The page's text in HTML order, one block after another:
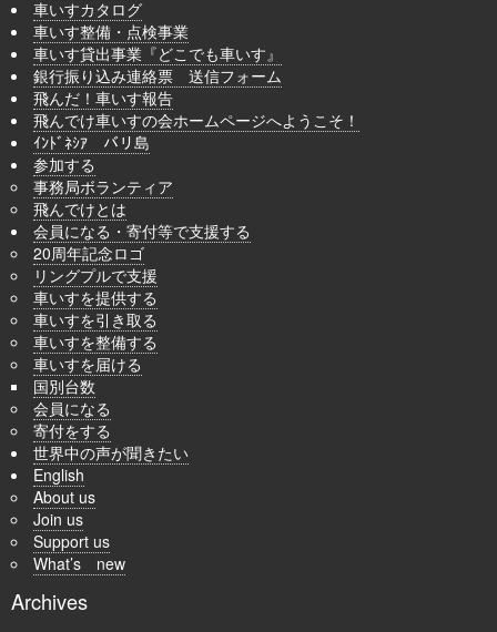
車いすカタログ
車いす整備・点検事業
車いす貸出事業『どこでも車いす』
銀行振り込み連絡票 送信フォーム
飛んだ！車いす報告
飛んでけ車いすの会ホームページへようこそ！
ｲﾝﾄﾞﾈｼｱ バリ島
参加する
事務局ボランティア
飛んでけとは
会員になる・寄付等で支援する
20周年記念ロゴ
リングプルで支援
車いすを提供する
車いすを引き取る
車いすを整備する
車いすを届ける
国別台数
会員になる
寄付をする
世界中の声が聞きたい
English
About us
Join us
Support us
What’s new
Archives